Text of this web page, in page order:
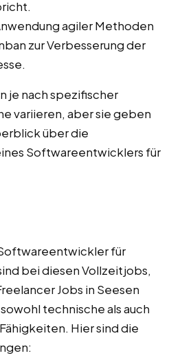
agiler Methoden
zur Verbesserung der
je nach spezifischer
variieren, aber sie geben
über die
Softwareentwicklers für
für
bei diesen Vollzeitjobs,
Jobs in Seesen
technische als auch
Hier sind die